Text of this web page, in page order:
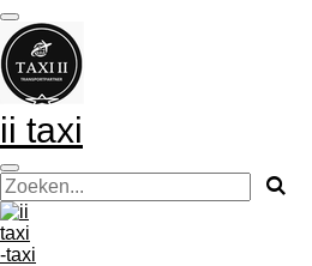
Ga
direct
naar
de
hoofdinhoud
ii taxi